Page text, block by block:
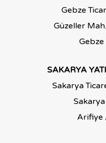
Gebze
Güzeller
Gebze
SAKARYA
Sakarya
Arifiye